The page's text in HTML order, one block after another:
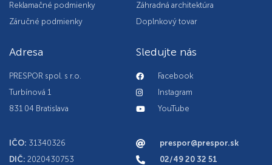
Reklamačné podmienky
Záručné podmienky
Záhradná architektúra
Doplnkový tovar
Adresa
PRESPOR spol. s r.o.
Turbínová 1
831 04 Bratislava
IČO: 31340326
DIČ: 2020430753
Sledujte nás
Facebook
Instagram
YouTube
prespor@prespor.sk
02/49 20 32 51